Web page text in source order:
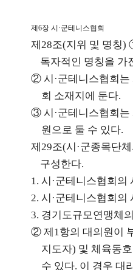
제 6장 시 ·군테니스협회
제28조(지위 및 명칭)
독자적인 명칭을 가
② 시 ·군테니스협회는
회 소재지에 둔다.
③ 시 ·군테니스협회는
원으로 둘 수 있다.
제29조(시 ·군종목단
구성한다.
1. 시 ·군테니스협회의
2. 시 ·군테니스협회의
3. 경기도규모연맹체
② 제 1항의 대의원이
지도자) 및 체육동
수 있다. 이 경우 대